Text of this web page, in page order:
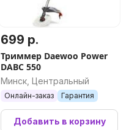
699 р.
Триммер Daewoo Power
DABC 550
Минск, Центральный
Онлайн-заказ Гарантия
Добавить в корзину